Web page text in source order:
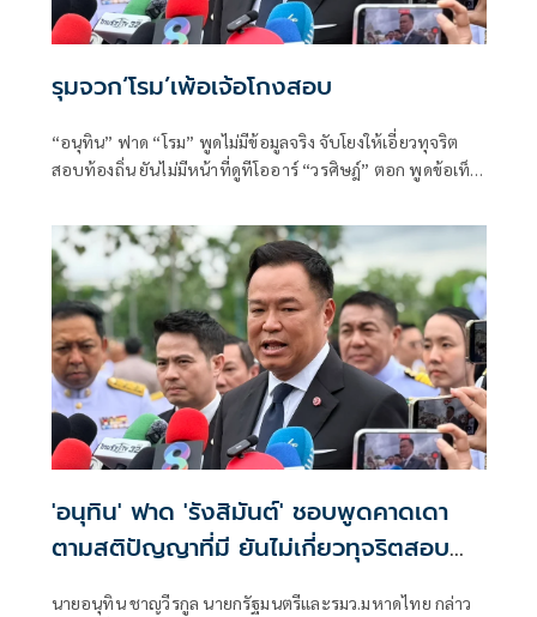
รุมจวก‘โรม’เพ้อเจ้อโกงสอบ
“อนุทิน” ฟาด “โรม” พูดไม่มีข้อมูลจริง จับโยงให้เอี่ยวทุจริต
สอบท้องถิ่น ยันไม่มีหน้าที่ดูทีโออาร์ “วรศิษฎ์” ตอก พูดข้อเท็จ
'อนุทิน' ฟาด 'รังสิมันต์' ชอบพูดคาดเดา
ตามสติปัญญาที่มี ยันไม่เกี่ยวทุจริตสอบ
นายอนุทิน ชาญวีรกูล นายกรัฐมนตรีและรมว.มหาดไทย กล่าว